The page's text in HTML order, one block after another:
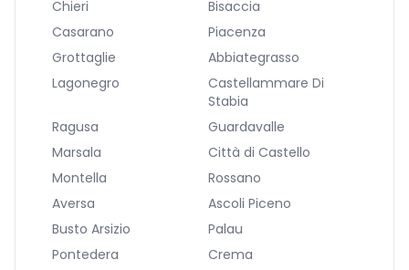
Chieri
Bisaccia
Casarano
Piacenza
Grottaglie
Abbiategrasso
Lagonegro
Castellammare Di
Stabia
Ragusa
Guardavalle
Marsala
Città di Castello
Montella
Rossano
Aversa
Ascoli Piceno
Busto Arsizio
Palau
Pontedera
Crema